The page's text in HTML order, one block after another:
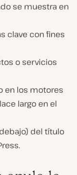
se muestra en
clave con fines
o servicios
en los motores
largo en el
del título